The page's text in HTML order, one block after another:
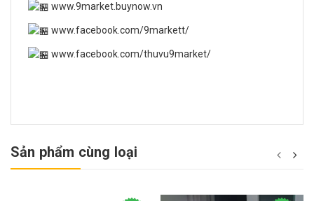
www.9market.buynow.vn
www.facebook.com/9markett/
www.facebook.com/thuvu9market/
Sản phẩm cùng loại